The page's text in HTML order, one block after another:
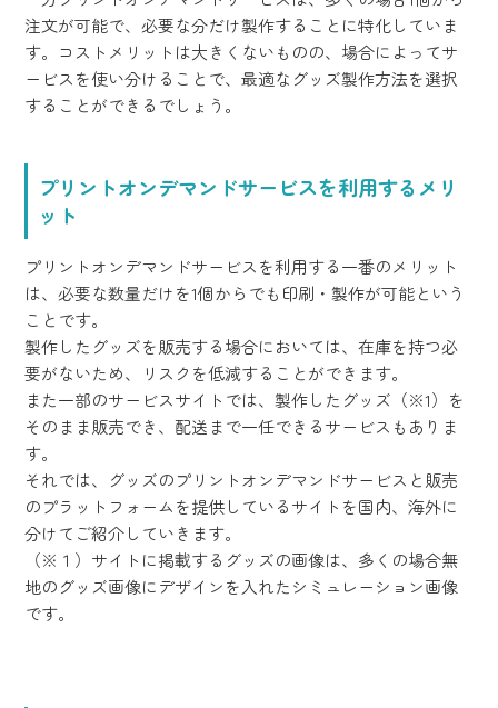
注文が可能で、必要な分だけ製作することに特化していま
す。コストメリットは大きくないものの、場合によってサ
ービスを使い分けることで、最適なグッズ製作方法を選択
することができるでしょう。
プリントオンデマンドサービスを利用するメリ
ット
プリントオンデマンドサービスを利用する一番のメリット
は、必要な数量だけを1個からでも印刷・製作が可能という
ことです。
製作したグッズを販売する場合においては、在庫を持つ必
要がないため、リスクを低減することができます。
また一部のサービスサイトでは、製作したグッズ（※1）を
そのまま販売でき、配送まで一任できるサービスもありま
す。
それでは、グッズのプリントオンデマンドサービスと販売
のプラットフォームを提供しているサイトを国内、海外に
分けてご紹介していきます。
（※１）サイトに掲載するグッズの画像は、多くの場合無
地のグッズ画像にデザインを入れたシミュレーション画像
です。